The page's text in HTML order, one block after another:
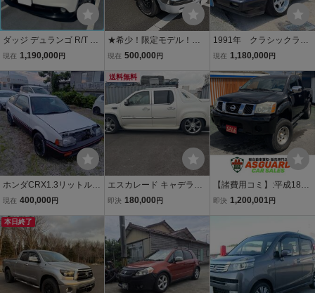
ダッジ デュランゴ R/T 5.7
HEMI ◇CORSAマフラー
◇DSPオーディオ Bカメ
ラ ETC◇実走行＆機関良
好◇車検R9年11月まで
現在 1,190,000 円
★希少！限定モデル！ダ
ットサンピックアップト
カイスター☆サンルー
フ！2WD☆車検8年8月
【くるま出品代行.com】
★
現在 500,000 円
1991年 クラシックライ
ン カスタム車 車検令
プン ホロ張り替え済
み 機関好調 売り切り
出品
現在 1,180,000 円
ホンダCRX1.3リットル昭
和６１年式書類完備
現在 400,000 円
送料無料
エスカレード キャデラッ
ク EXT ESV ワンオフ
リジナル 美品 車検対
応
即決 180,000 円
【諸費用コミ】:平成18年
/その他 日産 左ハンドルピ
即決 1,200,001円
本日終了